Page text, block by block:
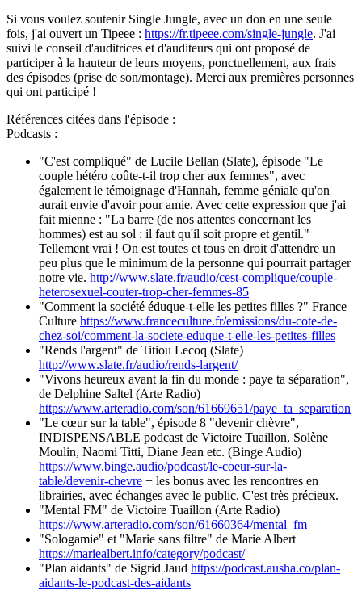
Si vous voulez soutenir Single Jungle, avec un don en une seule
fois, j'ai ouvert un Tipeee : https://fr.tipeee.com/single-jungle. J'ai
suivi le conseil d'auditrices et d'auditeurs qui ont proposé de
participer à la hauteur de leurs moyens, ponctuellement, aux frais
des épisodes (prise de son/montage). Merci aux premières personnes
qui ont participé !
Références citées dans l'épisode :
Podcasts :
"C'est compliqué" de Lucile Bellan (Slate), épisode "Le
couple hétéro coûte-t-il trop cher aux femmes", avec
également le témoignage d'Hannah, femme géniale qu'on
aurait envie d'avoir pour amie. Avec cette expression que j'ai
fait mienne : "La barre (de nos attentes concernant les
hommes) est au sol : il faut qu'il soit propre et gentil."
Tellement vrai ! On est toutes et tous en droit d'attendre un
peu plus que le minimum de la personne qui pourrait partager
notre vie. http://www.slate.fr/audio/cest-complique/couple-
heterosexuel-couter-trop-cher-femmes-85
"Comment la société éduque-t-elle les petites filles ?" France
Culture https://www.franceculture.fr/emissions/du-cote-de-
chez-soi/comment-la-societe-eduque-t-elle-les-petites-filles
"Rends l'argent" de Titiou Lecoq (Slate)
http://www.slate.fr/audio/rends-largent/
"Vivons heureux avant la fin du monde : paye ta séparation",
de Delphine Saltel (Arte Radio)
https://www.arteradio.com/son/61669651/paye_ta_separation
"Le cœur sur la table", épisode 8 "devenir chèvre",
INDISPENSABLE podcast de Victoire Tuaillon, Solène
Moulin, Naomi Titti, Diane Jean etc. (Binge Audio)
https://www.binge.audio/podcast/le-coeur-sur-la-
table/devenir-chevre + les bonus avec les rencontres en
librairies, avec échanges avec le public. C'est très précieux.
"Mental FM" de Victoire Tuaillon (Arte Radio)
https://www.arteradio.com/son/61660364/mental_fm
"Sologamie" et "Marie sans filtre" de Marie Albert
https://mariealbert.info/category/podcast/
"Plan aidants" de Sigrid Jaud https://podcast.ausha.co/plan-
aidants-le-podcast-des-aidants